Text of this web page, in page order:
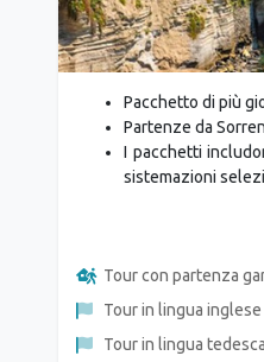
Pacchetto di più
Partenze da
I pacchetti
Tour con partenza
Tour in lingua inglese